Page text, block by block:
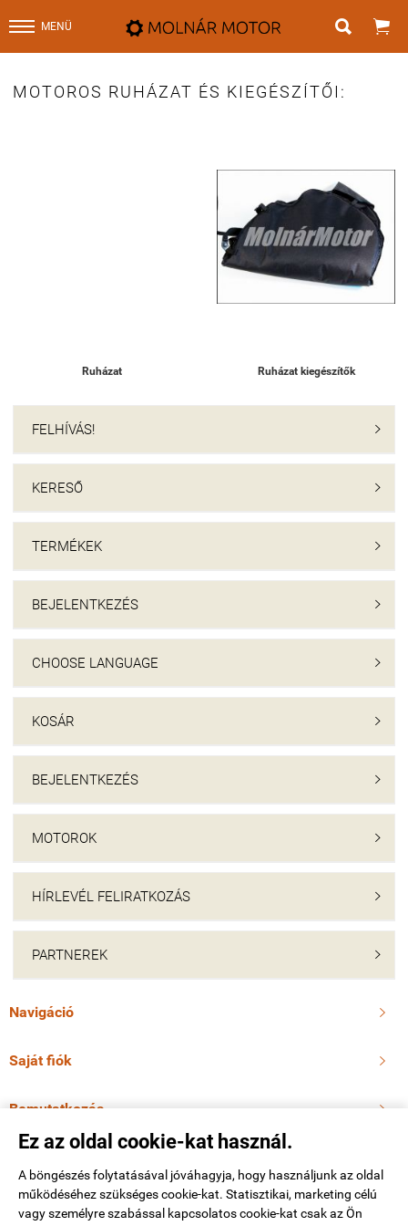
Ez az oldal cookie-kat használ.
A böngészés folytatásával jóváhagyja, hogy használjunk az oldal
működéséhez szükséges cookie-kat. Statisztikai, marketing célú
vagy személyre szabással kapcsolatos cookie-kat csak az Ön
MENÜ  
MOTOROS RUHÁZAT ÉS KIEGÉSZÍTŐI:
Ruházat Ruházat kiegészítők
FELHÍVÁS! 
KERESŐ 
TERMÉKEK 
BEJELENTKEZÉS 
CHOOSE LANGUAGE 
KOSÁR 
BEJELENTKEZÉS 
MOTOROK 
HÍRLEVÉL FELIRATKOZÁS 
PARTNEREK 
Navigáció 
Saját fiók 
Bemutatkozás 
molnarmotor.hu -Molnár Pálné-ÁSZF-Adatkezelési tájékoztató